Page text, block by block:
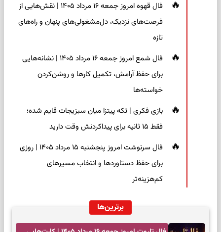
فال قهوه امروز جمعه ۱۶ مرداد ۱۴۰۵ | نقش‌هایی از
فرصت‌های نزدیک، دل‌مشغولی‌های پنهان و راه‌های
تازه
فال شمع امروز جمعه ۱۶ مرداد ۱۴۰۵ | نشانه‌هایی
برای حفظ آرامش، تکمیل کارها و روشن‌کردن
خواسته‌ها
بازی فکری | تکه پیتزا میان سبزیجات قایم شده؛
فقط ۱۵ ثانیه برای پیداکردنش وقت دارید
فال سرنوشت امروز پنجشنبه ۱۵ مرداد ۱۴۰۵ | روزی
برای حفظ دستاوردها و انتخاب مسیرهای
کم‌هزینه‌تر
برترین‌ها